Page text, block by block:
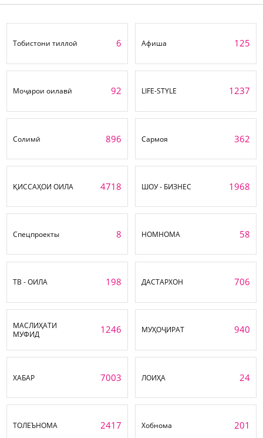
Тобистони тиллоӣ 6 Афиша 125
Моҷарои оилавӣ 92 LIFE-STYLE 1237
Солимӣ 896 Сармоя 362
ҚИССАҲОИ ОИЛА 4718 ШОУ - БИЗНЕС 1968
Спецпроекты 8 НОМНОМА 58
ТВ - ОИЛА 198 ДАСТАРХОН 706
МАСЛИҲАТИ
МУФИД
1246 МУҲОҶИРАТ 940
ХАБАР 7003 ЛОИҲА 24
ТОЛЕЪНОМА 2417 Хобнома 201